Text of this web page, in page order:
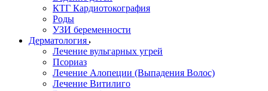
КТГ Кардиотокография
Роды
УЗИ беременности
Дерматология
Лечение вульгарных угрей
Псориаз
Лечение Алопеции (Выпадения Волос)
Лечение Витилиго